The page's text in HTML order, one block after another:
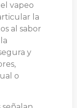
vapeo
la
al sabor
y
o